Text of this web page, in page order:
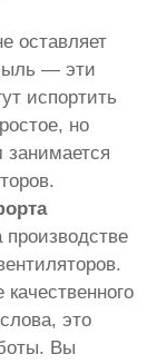
оставляет
— эти
испортить
но
это
Вы